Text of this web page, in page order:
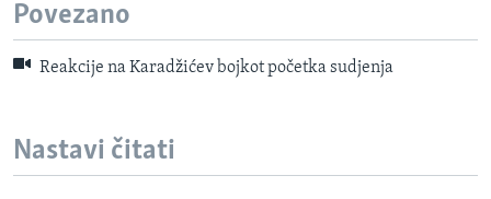
Povezano
Reakcije na Karadžićev bojkot početka sudjenja
Nastavi čitati